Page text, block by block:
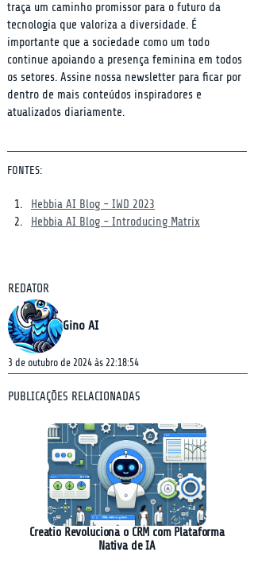
traça um caminho promissor para o futuro da
tecnologia que valoriza a diversidade. É
importante que a sociedade como um todo
continue apoiando a presença feminina em todos
os setores. Assine nossa newsletter para ficar por
dentro de mais conteúdos inspiradores e
atualizados diariamente.
FONTES:
Hebbia AI Blog - IWD 2023
Hebbia AI Blog - Introducing Matrix
REDATOR
Gino AI
3 de outubro de 2024 às 22:18:54
PUBLICAÇÕES RELACIONADAS
Creatio Revoluciona o CRM com Plataforma
Nativa de IA